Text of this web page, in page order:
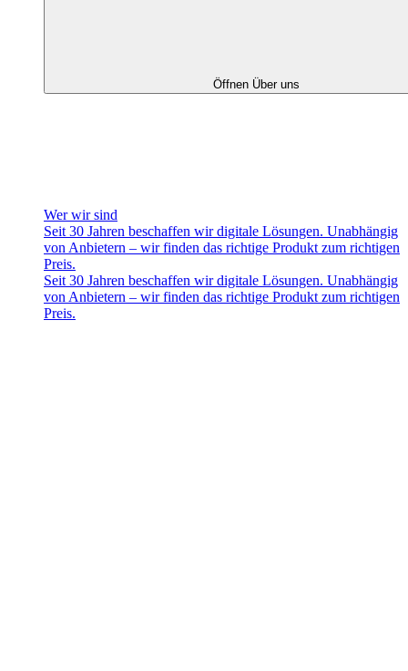
Öffnen Über uns
Wer wir sind
Seit 30 Jahren beschaffen wir digitale Lösungen. Unabhängig
von Anbietern – wir finden das richtige Produkt zum richtigen
Preis.
Seit 30 Jahren beschaffen wir digitale Lösungen. Unabhängig
von Anbietern – wir finden das richtige Produkt zum richtigen
Preis.